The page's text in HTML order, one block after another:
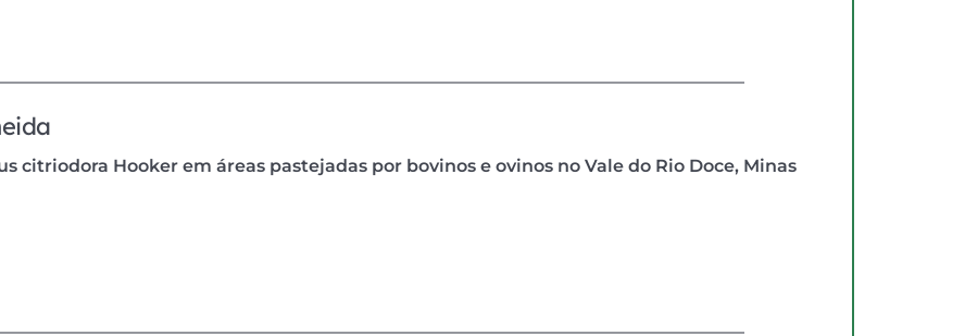
citriodora Hooker em áreas pastejadas por bovinos e ovinos no Vale do Rio Doce, Minas